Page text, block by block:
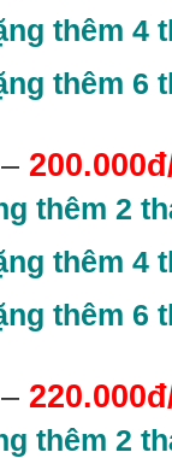
thêm 4
thêm 6
–
thêm 2
thêm 4
thêm 6
–
thêm 2